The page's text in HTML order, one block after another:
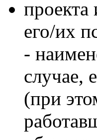
проекта
его/их
-
случае,
(при